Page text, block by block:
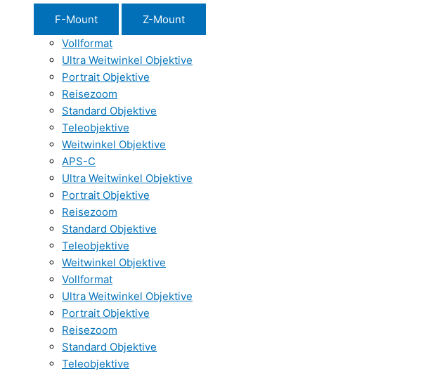
F-Mount
Z-Mount
Vollformat
Ultra Weitwinkel Objektive
Portrait Objektive
Reisezoom
Standard Objektive
Teleobjektive
Weitwinkel Objektive
APS-C
Ultra Weitwinkel Objektive
Portrait Objektive
Reisezoom
Standard Objektive
Teleobjektive
Weitwinkel Objektive
Vollformat
Ultra Weitwinkel Objektive
Portrait Objektive
Reisezoom
Standard Objektive
Teleobjektive